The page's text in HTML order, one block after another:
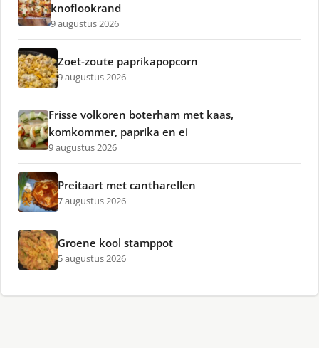
knoflookrand
9 augustus 2026
Zoet-zoute paprikapopcorn
9 augustus 2026
Frisse volkoren boterham met kaas,
komkommer, paprika en ei
9 augustus 2026
Preitaart met cantharellen
7 augustus 2026
Groene kool stamppot
5 augustus 2026